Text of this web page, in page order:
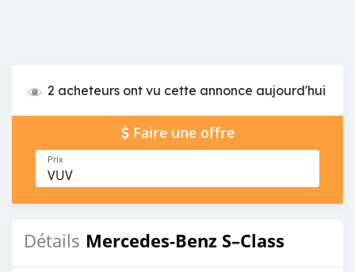
2 acheteurs ont vu cette annonce aujourd'hui
Faire une offre
Prix
VUV
Détails Mercedes-Benz S–Class